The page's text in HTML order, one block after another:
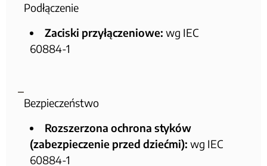
Podłączenie
Zaciski przyłączeniowe: wg IEC
60884-1
Bezpieczeństwo
Rozszerzona ochrona styków
(zabezpieczenie przed dziećmi): wg IEC
60884-1